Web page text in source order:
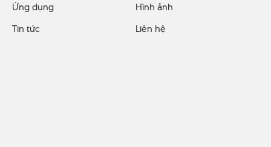
Ứng dụng
Hình ảnh
Tin tức
Liên hệ